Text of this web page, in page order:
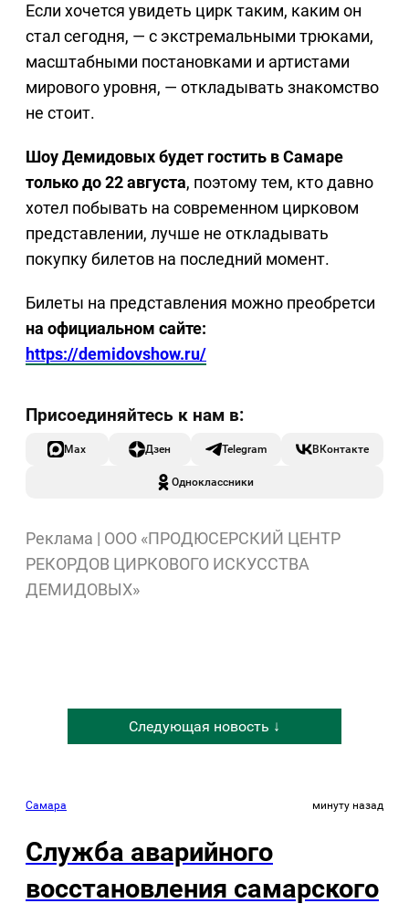
Если хочется увидеть цирк таким, каким он
стал сегодня, — с экстремальными трюками,
масштабными постановками и артистами
мирового уровня, — откладывать знакомство
не стоит.
Шоу Демидовых будет гостить в Самаре
только до 22 августа, поэтому тем, кто давно
хотел побывать на современном цирковом
представлении, лучше не откладывать
покупку билетов на последний момент.
Билеты на представления можно преобретси
на официальном сайте:
https://demidovshow.ru/
Max Дзен Telegram ВКонтакте
Одноклассники
Реклама | ООО «ПРОДЮСЕРСКИЙ ЦЕНТР
РЕКОРДОВ ЦИРКОВОГО ИСКУССТВА
ДЕМИДОВЫХ»
Следующая новость ↓
Самара минуту назад
Служба аварийного
восстановления самарского